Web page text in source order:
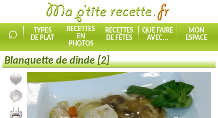
⌕
TYPES
DE PLAT
RECETTES
EN
PHOTOS
RECETTES
DE FÊTES
QUE FAIRE
AVEC...
MON
ESPACE
Blanquette de dinde [2]
Ajouter la recette à mes favorites
Commenter, noter la recette
Imprimer la recette